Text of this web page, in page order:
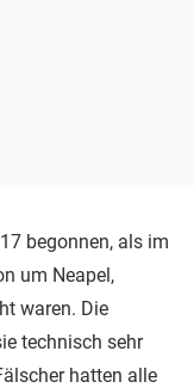
begonnen, als im
um Neapel,
waren. Die
technisch sehr
hatten alle